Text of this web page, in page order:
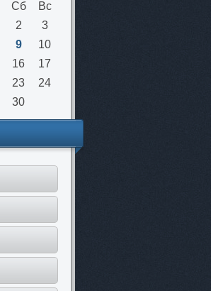
Сб
Вс
2
3
9
10
16
17
23
24
30